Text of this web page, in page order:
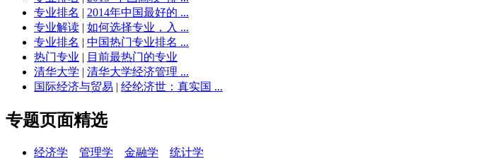
专业排名 | 2014年中国最好的 ...
专业解读 | 如何选择专业，入 ...
专业排名 | 中国热门专业排名 ...
热门专业 | 目前最热门的专业
清华大学 | 清华大学经济管理 ...
国际经济与贸易 | 经纶济世：真实国 ...
专题页面精选
经济学 管理学 金融学
统计学